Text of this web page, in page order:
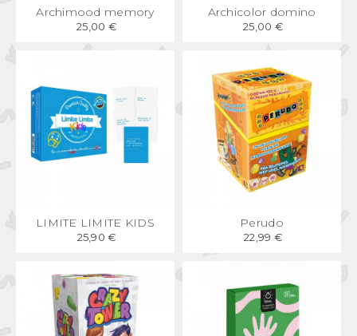
APERÇU
Archimood memory
25,00 €
APERÇU RAPIDE
Archicolor domino
25,00 €
APERÇU RAPIDE
LIMITE LIMITE KIDS
25,90 €
Perudo
22,99 €